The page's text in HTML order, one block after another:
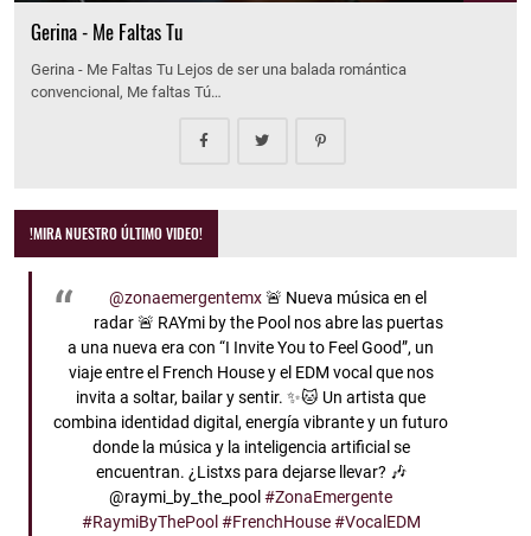
Gerina - Me Faltas Tu
Gerina - Me Faltas Tu Lejos de ser una balada romántica
convencional, Me faltas Tú…
!MIRA NUESTRO ÚLTIMO VIDEO!
@zonaemergentemx🚨 Nueva música en el
radar 🚨 RAYmi by the Pool nos abre las puertas
a una nueva era con “I Invite You to Feel Good”, un
viaje entre el French House y el EDM vocal que nos
invita a soltar, bailar y sentir. ✨🐱 Un artista que
combina identidad digital, energía vibrante y un futuro
donde la música y la inteligencia artificial se
encuentran. ¿Listxs para dejarse llevar? 🎶
@raymi_by_the_pool#ZonaEmergente
#RaymiByThePool #FrenchHouse #VocalEDM